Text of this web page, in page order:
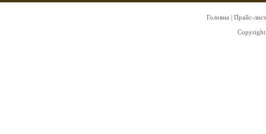
Головна | Прайс-лист